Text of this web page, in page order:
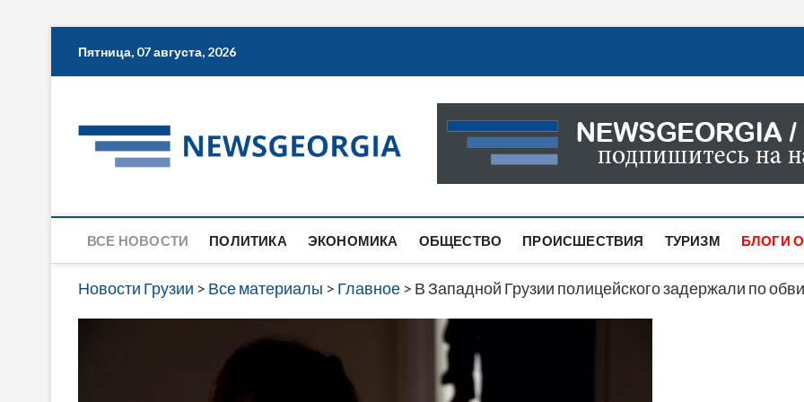
Пятница, 07 августа, 2026
Новости Грузии
САМАЯ АКТУАЛЬНАЯ ИНФОРМАЦИЯ О СОБЫТИЯХ
САЙТЕ ВЫ НАЙДЕТЕ НОВОСТИ ПОЛИТИКИ,
ВСЕ НОВОСТИ ПОЛИТИКА ЭКОНОМИКА ОБЩЕСТВО ПРОИСШЕСТВИЯ ТУРИЗМ БЛОГИ
Новости Грузии > Все материалы > Главное > В Западной Грузии полицейского задержали по